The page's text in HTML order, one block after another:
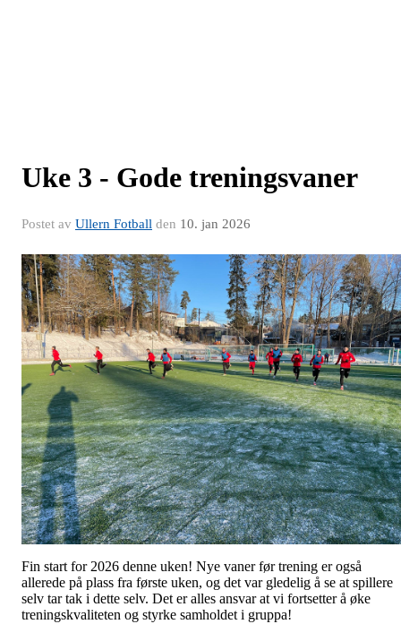
Uke 3 - Gode treningsvaner
Postet av Ullern Fotball den 10. jan 2026
Fin start for 2026 denne uken! Nye vaner før trening er også
allerede på plass fra første uken, og det var gledelig å se at spillere
selv tar tak i dette selv. Det er alles ansvar at vi fortsetter å øke
treningskvaliteten og styrke samholdet i gruppa!